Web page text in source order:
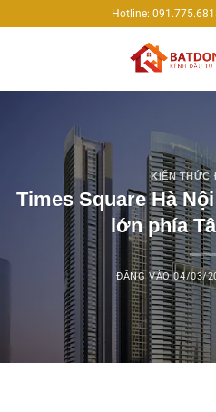
qua
Hotline:
KIẾN THỨC
Times Square Hà
lớn phía
ĐĂNG VÀO04/03/